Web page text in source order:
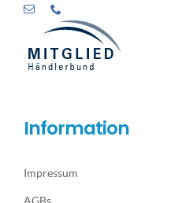
Information
Impressum
AGBs